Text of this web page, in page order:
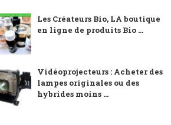
Les Créateurs Bio, LA boutique
en ligne de produits Bio ...
Vidéoprojecteurs : Acheter des
lampes originales ou des
hybrides moins ...